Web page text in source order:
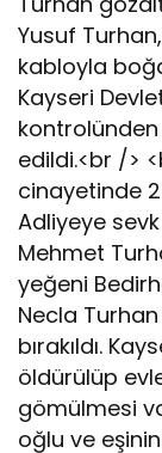
Yusuf
kabloyla
Kayseri
kontrolünden
edildi.<br />
cinayetinde
Adliyeye
Mehmet
yeğeni
Necla
bırakıldı.
öldürülüp
gömülmesi
oğlu ve